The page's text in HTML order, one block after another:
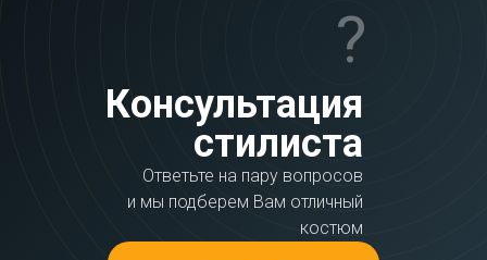
?
Консультация
стилиста
Ответьте на пару вопросов
и мы подберем Вам отличный
костюм